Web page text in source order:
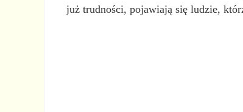
już trudności, pojawiają się ludzie,